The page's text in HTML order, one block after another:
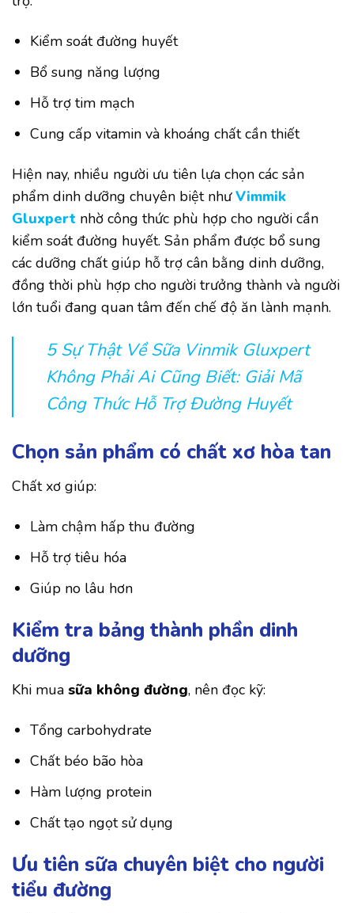
Kiểm soát đường huyết
Bổ sung năng lượng
Hỗ trợ tim mạch
Cung cấp vitamin và khoáng chất cần thiết
Hiện nay, nhiều người ưu tiên lựa chọn các sản
phẩm dinh dưỡng chuyên biệt nhưVimmik
Gluxpert nhờ công thức phù hợp cho người cần
kiểm soát đường huyết. Sản phẩm được bổ sung
các dưỡng chất giúp hỗ trợ cân bằng dinh dưỡng,
đồng thời phù hợp cho người trưởng thành và người
lớn tuổi đang quan tâm đến chế độ ăn lành mạnh.
5 Sự Thật Về Sữa Vinmik Gluxpert
Không Phải Ai Cũng Biết: Giải Mã
Công Thức Hỗ Trợ Đường Huyết
Chọn sản phẩm có chất xơ hòa tan
Chất xơ giúp:
Làm chậm hấp thu đường
Hỗ trợ tiêu hóa
Giúp no lâu hơn
Kiểm tra bảng thành phần dinh
dưỡng
Khi mua sữa không đường, nên đọc kỹ:
Tổng carbohydrate
Chất béo bão hòa
Hàm lượng protein
Chất tạo ngọt sử dụng
Ưu tiên sữa chuyên biệt cho người
tiểu đường